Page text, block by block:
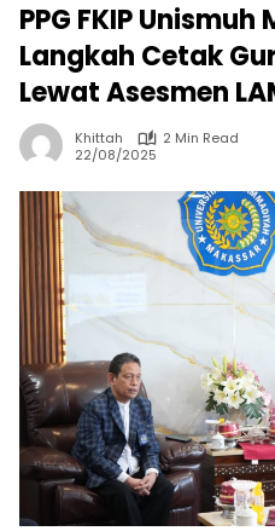
PPG FKIP
Langkah Cetak
Lewat Asesmen
Khittah
2 Min Read
22/08/2025